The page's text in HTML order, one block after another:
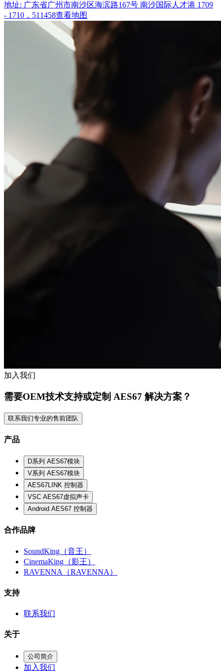
地址: 广东省广州市南沙区海滨路167号 南沙国际人才港 1709
- 1710，511458查看地图
加入我们
需要OEM技术支持或定制 AES67 解决方案？
联系我们专业的售前团队
产品
D系列 AES67模块
V系列 AES67模块
AES67LINK 控制器
VSC AES67虚拟声卡
Android AES67 控制器
合作品牌
SoundKing（音王）
CinemaKing（影王）
RAVENNA（RAVENNA）
支持
联系我们
关于
公司简介
加入我们